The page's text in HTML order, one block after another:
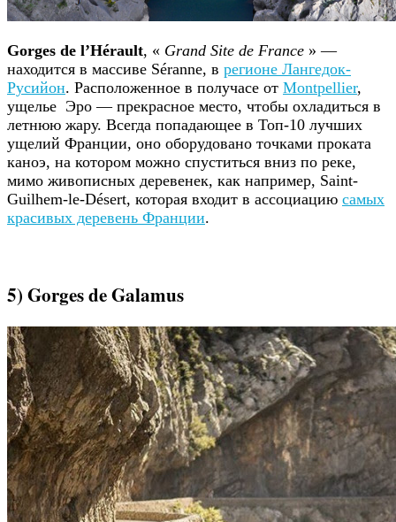
Gorges de l’Hérault, « Grand Site de France » —
находится в массиве Séranne, в регионе Лангедок-
Русийон. Расположенное в получасе от Montpellier,
ущелье Эро — прекрасное место, чтобы охладиться в
летнюю жару. Всегда попадающее в Топ-10 лучших
ущелий Франции, оно оборудовано точками проката
каноэ, на котором можно спуститься вниз по реке,
мимо живописных деревенек, как например, Saint-
Guilhem-le-Désert, которая входит в ассоциацию самых
красивых деревень Франции.
5) Gorges de Galamus